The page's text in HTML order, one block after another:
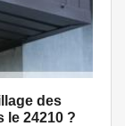
des
le 24210 ?